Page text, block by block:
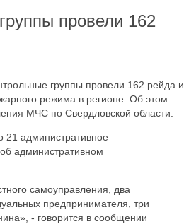
провели 162
группы провели 162 рейда и
режима в регионе. Об этом
МЧС по Свердловской области.
21 административное
административном
самоуправления, два
предпринимателя, три
- говорится в сообщении